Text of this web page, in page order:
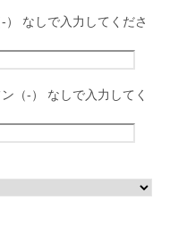
なしで入力してくださ
（-） なしで入力してく